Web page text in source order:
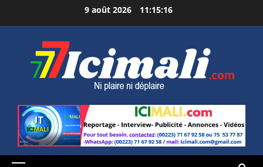
au
9 août 2026 11:15:17